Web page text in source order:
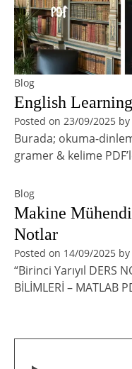
Blog
English
Posted on 23/09/2025 by
Burada; okuma-
gramer & kelime
Blog
Makine
Notlar
Posted on 14/09/2025 by
“Birinci Yarıyıl DERS
BİLİMLERİ – MATLAB